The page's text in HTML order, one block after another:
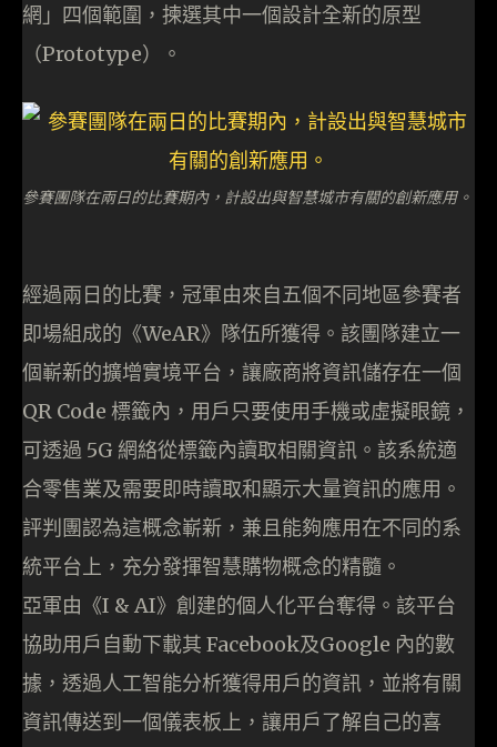
網」四個範圍，揀選其中一個設計全新的原型
（Prototype）。
參賽團隊在兩日的比賽期內，計設出與智慧城市有關的創新應用。
經過兩日的比賽，冠軍由來自五個不同地區參賽者
即場組成的《WeAR》隊伍所獲得。該團隊建立一
個嶄新的擴增實境平台，讓廠商將資訊儲存在一個
QR Code 標籤內，用戶只要使用手機或虛擬眼鏡，
可透過 5G 網絡從標籤內讀取相關資訊。該系統適
合零售業及需要即時讀取和顯示大量資訊的應用。
評判團認為這概念嶄新，兼且能夠應用在不同的系
統平台上，充分發揮智慧購物概念的精髓。
亞軍由《I & AI》創建的個人化平台奪得。該平台
協助用戶自動下載其 Facebook及Google 內的數
據，透過人工智能分析獲得用戶的資訊，並將有關
資訊傳送到一個儀表板上，讓用戶了解自己的喜